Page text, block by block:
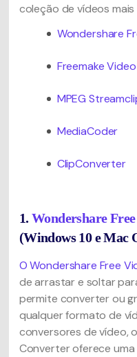
coleção de vídeos mais
Wondershare
Freemake
MPEG
MediaCoder
ClipConverter
1. Wondershare
(Windows 10 e Mac
O Wondershare Free
de arrastar e soltar
permite converter ou
qualquer formato de
conversores de vídeo,
Converter oferece